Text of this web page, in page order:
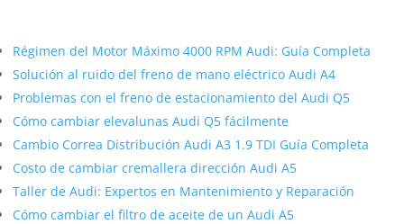
Régimen del Motor Máximo 4000 RPM Audi: Guía Completa
Solución al ruido del freno de mano eléctrico Audi A4
Problemas con el freno de estacionamiento del Audi Q5
Cómo cambiar elevalunas Audi Q5 fácilmente
Cambio Correa Distribución Audi A3 1.9 TDI Guía Completa
Costo de cambiar cremallera dirección Audi A5
Taller de Audi: Expertos en Mantenimiento y Reparación
Cómo cambiar el filtro de aceite de un Audi A5